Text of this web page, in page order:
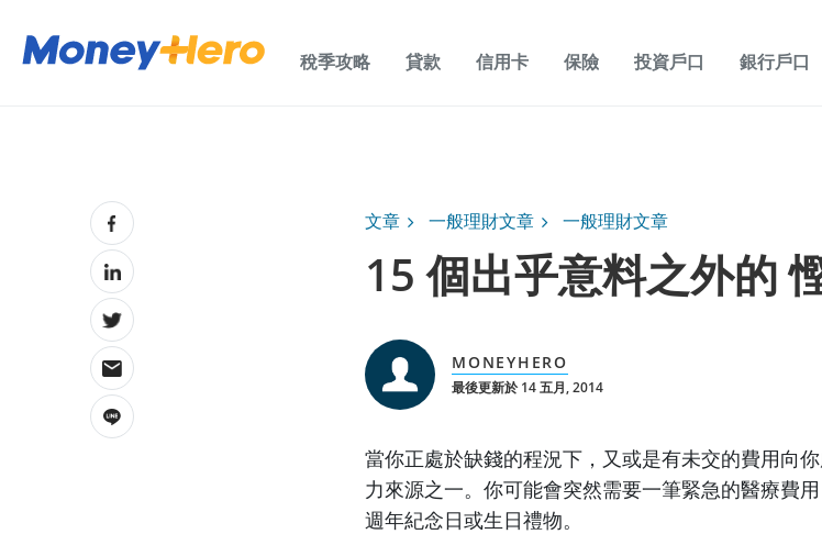
稅季攻略 貸款 信用卡 保險 投資戶口 銀行戶口
文章 一般理財文章 一般理財文章
15 個出乎意料之外的
MONEYHERO
最後更新於 14 五月, 2014
當你正處於缺錢的程況下，又或是有未交的費用向
力來源之一。你可能會突然需要一筆緊急的醫療費
週年紀念日或生日禮物。